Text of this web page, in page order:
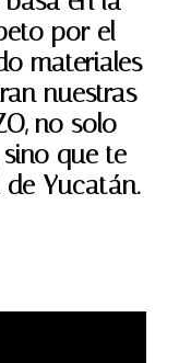
por el
materiales
nuestras
no solo
que te
Yucatán.